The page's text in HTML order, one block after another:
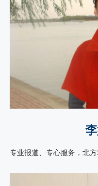
专业报道、专心服务，北方